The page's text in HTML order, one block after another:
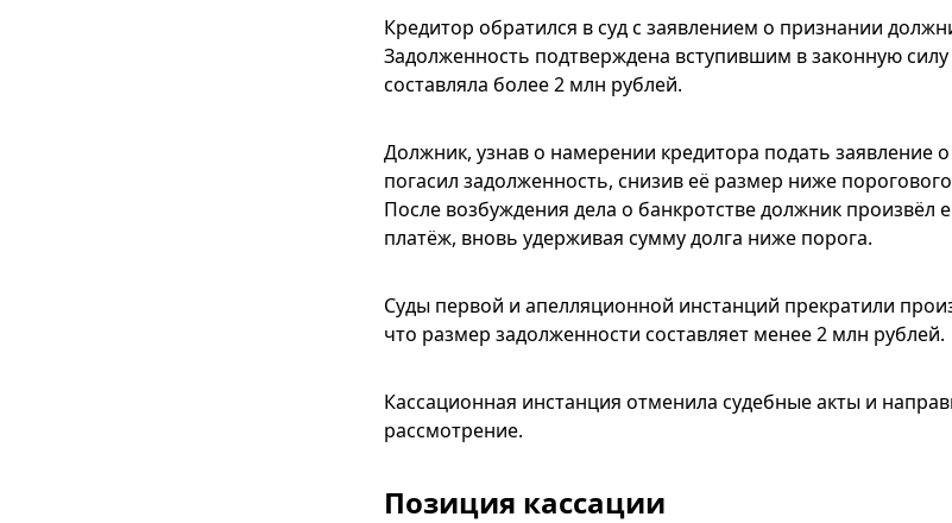
Кредитор обратился в суд с заявлением о признании
Задолженность подтверждена вступившим в законную
составляла более 2 млн рублей.
Должник, узнав о намерении кредитора подать заявление
погасил задолженность, снизив её размер ниже
После возбуждения дела о банкротстве должник произвёл
платёж, вновь удерживая сумму долга ниже порога.
Суды первой и апелляционной инстанций прекратили
что размер задолженности составляет менее 2 млн рублей.
Кассационная инстанция отменила судебные акты и
рассмотрение.
Позиция кассации